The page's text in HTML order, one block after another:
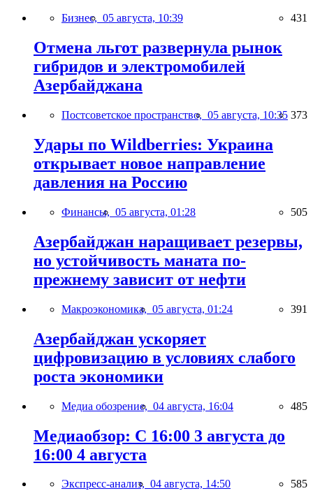
Бизнес, 05 августа, 10:39 431
Отмена льгот развернула рынок
гибридов и электромобилей
Азербайджана
Постсоветское пространство, 05 августа, 10:35 373
Удары по Wildberries: Украина
открывает новое направление
давления на Россию
Финансы, 05 августа, 01:28 505
Азербайджан наращивает резервы,
но устойчивость маната по-
прежнему зависит от нефти
Макроэкономика, 05 августа, 01:24 391
Азербайджан ускоряет
цифровизацию в условиях слабого
роста экономики
Медиа обозрение, 04 августа, 16:04 485
Медиаобзор: С 16:00 3 августа до
16:00 4 августа
Экспресс-анализ, 04 августа, 14:50 585